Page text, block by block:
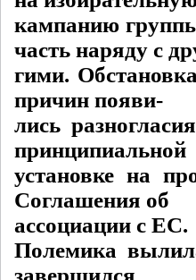
кампанию
часть наряду с
гими.
причин появи-
лись
принципиальной
установке на
Соглашения об
ассоциации с ЕС.
Полемика